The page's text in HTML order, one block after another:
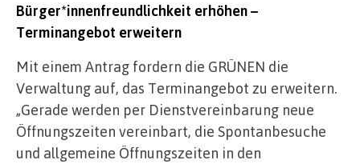
Bürger*innenfreundlichkeit erhöhen –
Terminangebot erweitern
Mit einem Antrag fordern die GRÜNEN die
Verwaltung auf, das Terminangebot zu erweitern.
„Gerade werden per Dienstvereinbarung neue
Öffnungszeiten vereinbart, die Spontanbesuche
und allgemeine Öffnungszeiten in den